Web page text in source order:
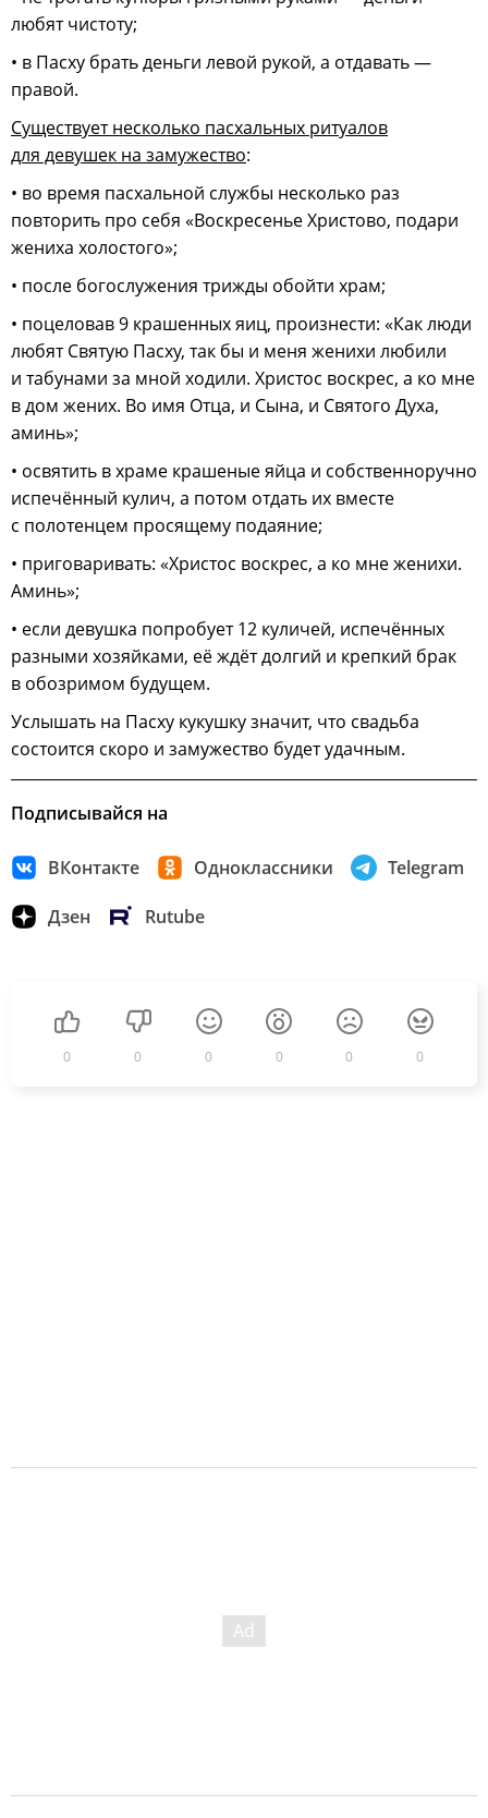
любят чистоту;
• в Пасху брать деньги левой рукой, а отдавать —
правой.
Существует несколько пасхальных ритуалов
для девушек на замужество:
• во время пасхальной службы несколько раз
повторить про себя «Воскресенье Христово, подари
жениха холостого»;
• после богослужения трижды обойти храм;
• поцеловав 9 крашенных яиц, произнести: «Как люди
любят Святую Пасху, так бы и меня женихи любили
и табунами за мной ходили. Христос воскрес, а ко мне
в дом жених. Во имя Отца, и Сына, и Святого Духа,
аминь»;
• освятить в храме крашеные яйца и собственноручно
испечённый кулич, а потом отдать их вместе
с полотенцем просящему подаяние;
• приговаривать: «Христос воскрес, а ко мне женихи.
Аминь»;
• если девушка попробует 12 куличей, испечённых
разными хозяйками, её ждёт долгий и крепкий брак
в обозримом будущем.
Услышать на Пасху кукушку значит, что свадьба
состоится скоро и замужество будет удачным.
Подписывайся на
ВКонтакте Одноклассники Telegram
Дзен Rutube
0 0 0 0 0 0